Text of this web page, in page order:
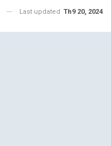
Last updated Th9 20, 2024